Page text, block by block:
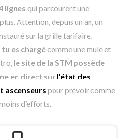
lignes qui parcourent une
Attention, depuis un an, un
sur la grille tarifaire.
tu es chargécomme une mule et
le site de la STM possède
en direct sur l’état des
ascenseurs pour prévoir comme
d’efforts.